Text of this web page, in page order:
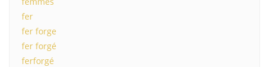
fer
fer forge
fer forgé
ferforgé